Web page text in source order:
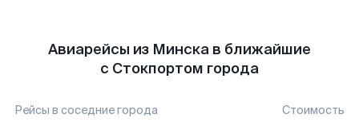
Авиарейсы из Минска в ближайшие
с Стокпортом города
Рейсы в соседние города Стоимость